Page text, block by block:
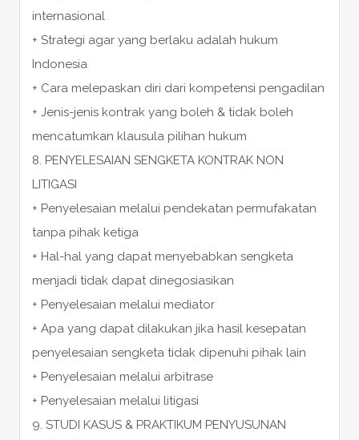
internasional
+ Strategi agar yang berlaku adalah hukum
Indonesia
+ Cara melepaskan diri dari kompetensi pengadilan
+ Jenis-jenis kontrak yang boleh & tidak boleh
mencatumkan klausula pilihan hukum
8. PENYELESAIAN SENGKETA KONTRAK NON
LITIGASI
+ Penyelesaian melalui pendekatan permufakatan
tanpa pihak ketiga
+ Hal-hal yang dapat menyebabkan sengketa
menjadi tidak dapat dinegosiasikan
+ Penyelesaian melalui mediator
+ Apa yang dapat dilakukan jika hasil kesepatan
penyelesaian sengketa tidak dipenuhi pihak lain
+ Penyelesaian melalui arbitrase
+ Penyelesaian melalui litigasi
9. STUDI KASUS & PRAKTIKUM PENYUSUNAN